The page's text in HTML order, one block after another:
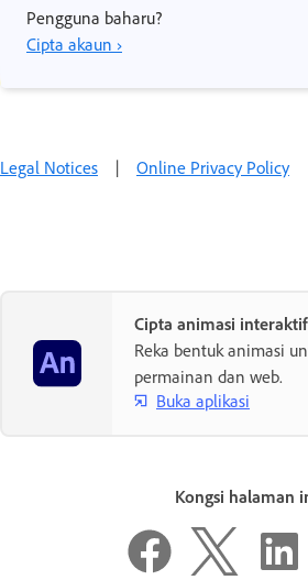
Pengguna baharu?
Cipta akaun ›
Legal Notices | Online Privacy Policy
Cipta animasi
Reka bentuk animasi
permainan dan web.
Buka aplikasi
Kongsi halaman